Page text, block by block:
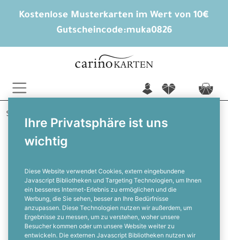
Kostenlose Musterkarten im Wert von 10€
Gutscheincode:muka0826
Ihre Privatsphäre ist uns
wichtig
Diese Website verwendet Cookies, extern eingebundene
Javascript Bibliotheken und Targeting Technologien, um Ihnen
ein besseres Internet-Erlebnis zu ermöglichen und die
Werbung, die Sie sehen, besser an Ihre Bedürfnisse
anzupassen. Diese Technologien nutzen wir außerdem, um
Ergebnisse zu messen, um zu verstehen, woher unsere
Besucher kommen oder um unsere Website weiter zu
entwickeln. Die externen Javascript Bibliotheken nutzen wir
n f c
Startseite
Hochzeitseinladungen
Sabrina und Damian
Elegante Hochzeitseinladung in
Bogenelementen im Art Deco Stil